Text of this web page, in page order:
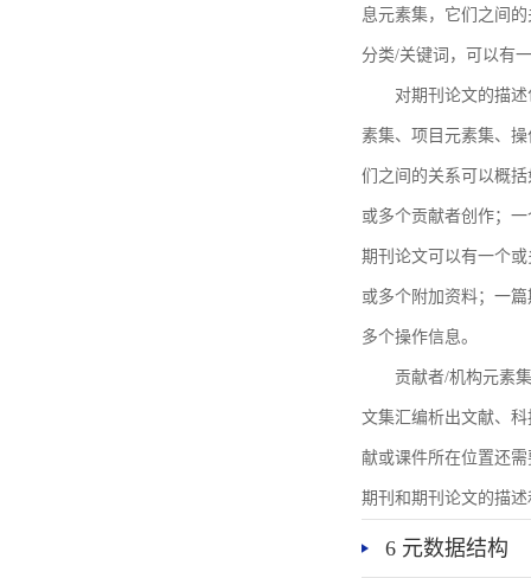
息元素集，它们之间
分类/关键词，可以有
对期刊论文的描
素集、项目元素集、
们之间的关系可以概
或多个贡献者创作；
期刊论文可以有一个
或多个附加资料；一
多个操作信息。
贡献者/机构元素
文集汇编析出文献、
献或课件所在位置还
期刊和期刊论文的描
6 元数据结构